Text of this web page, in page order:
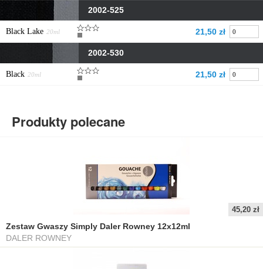
2002-525
Black Lake 20ml 21,50 zł
2002-530
Black 20ml 21,50 zł
Produkty polecane
45,20 zł
Zestaw Gwaszy Simply Daler Rowney 12x12ml
DALER ROWNEY